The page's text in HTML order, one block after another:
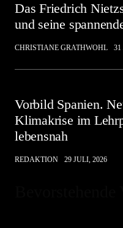
Das Friedrich
und seine
CHRISTIANE GRATHWOHL 31
Vorbild Spanien.
Klimakrise im
lebensnah
REDAKTION 29 JULI, 2026